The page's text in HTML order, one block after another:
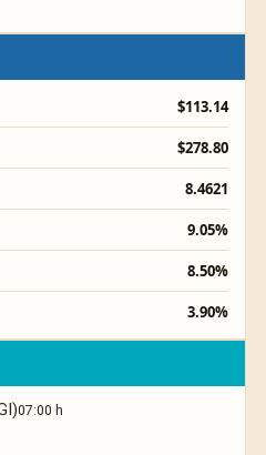
$113.14
$278.80
8.4621
9.05%
8.50%
3.90%
07:00 h